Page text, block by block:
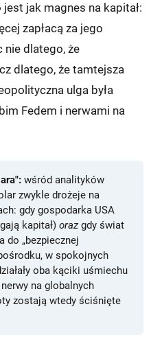
jak magnes na kapitał:
zapłacą za jego
nie dlatego, że
dlatego, że tamtejsza
ulga była
Fedem i nerwami na
wśród analityków
zwykle drożeje na
gdy gospodarka USA
kapitał)oraz gdy świat
do „bezpiecznej
w spokojnych
oba kąciki uśmiechu
na globalnych
zostają wtedy ściśnięte